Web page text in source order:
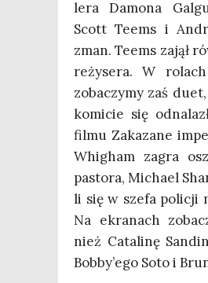
le­ra Damo­na
Scott Teems i
zman. Teems zajął
reży­se­ra. W rolach
zoba­czy­my zaś
ko­mi­cie się
fil­mu Zaka­za­ne
Whi­gham zagra
pasto­ra, Micha­el
li się w sze­fa poli­cji
Na ekra­nach
nież Cata­li­nę
Bobby’ego Soto i